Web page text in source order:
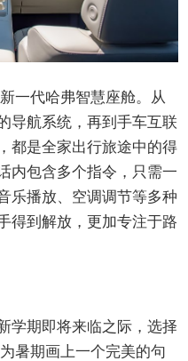
一代哈弗智慧座舱。从
导航系统，再到手车互联
都是全家出行旅途中的得
内包含多个指令，只需一
乐播放、空调调节等多种
得到解放，更加专注于路
学期即将来临之际，选择
暑期画上一个完美的句